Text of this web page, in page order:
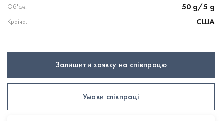
Об'єм: 50 g/5 g
Країна: США
Залишити заявку на співпрацю
Умови співпраці